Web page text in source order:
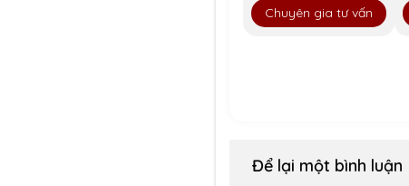
Chuyên gia tư vấn
Để lại một bình luận